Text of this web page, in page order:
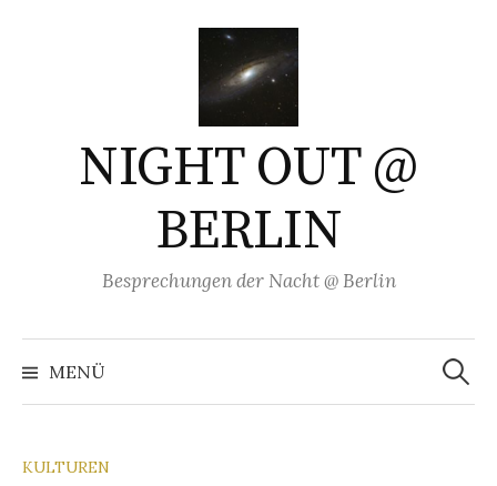
NIGHT OUT @
BERLIN
Besprechungen der Nacht @ Berlin
MENÜ
Suchen
nach:
KULTUREN